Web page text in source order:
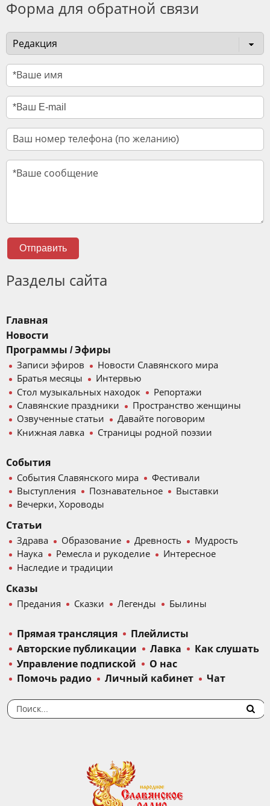
Форма для обратной связи
Отправить
Разделы сайта
Главная
Новости
Программы / Эфиры
Записи эфиров
Новости Славянского мира
Братья месяцы
Интервью
Стол музыкальных находок
Репортажи
Славянские праздники
Пространство женщины
Озвученные статьи
Давайте поговорим
Книжная лавка
Страницы родной поэзии
События
События Славянского мира
Фестивали
Выступления
Познавательное
Выставки
Вечерки, Хороводы
Статьи
Здрава Образование Древность
Мудрость
Наука
Ремесла и рукоделие
Интересное
Наследие и традиции
Сказы
Предания Сказки Легенды Былины
Прямая трансляция
Плейлисты
Авторские публикации
Лавка
Как слушать
Управление подпиской
О нас
Помочь радио
Личный кабинет Чат